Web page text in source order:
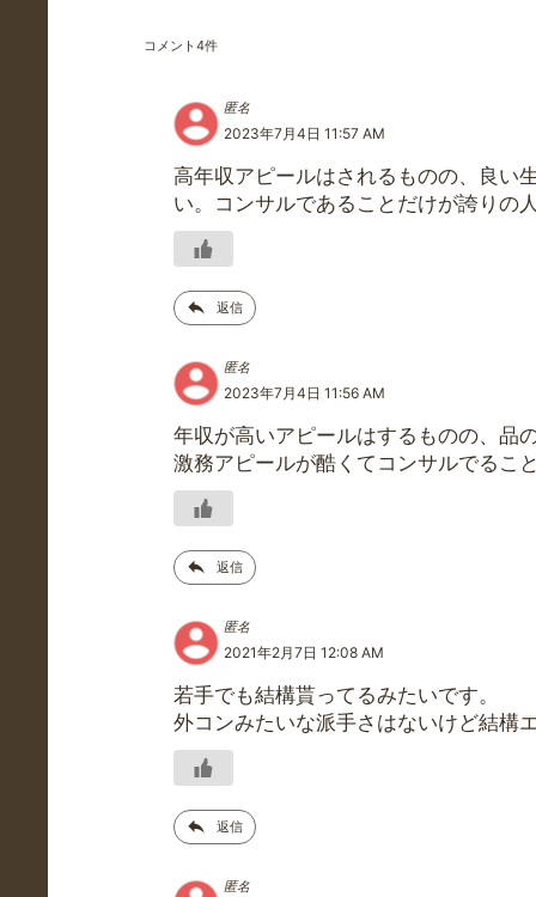
コメント4件
匿名
2023年7月4日 11:57 AM
高年収アピールはされるものの、良い
い。コンサルであることだけが誇りの
返信
匿名
2023年7月4日 11:56 AM
年収が高いアピールはするものの、品
激務アピールが酷くてコンサルでるこ
返信
匿名
2021年2月7日 12:08 AM
若手でも結構貰ってるみたいです。
外コンみたいな派手さはないけど結構
返信
匿名